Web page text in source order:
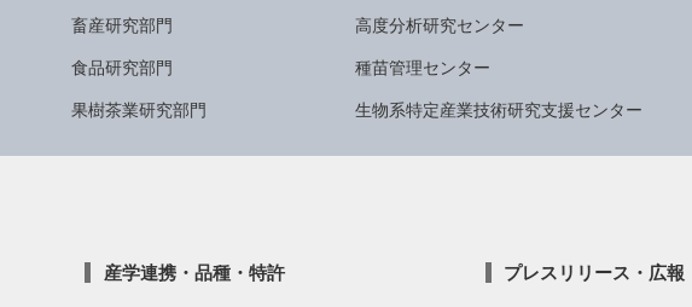
畜産研究部門
食品研究部門
果樹茶業研究部門
高度分析研究センター
種苗管理センター
生物系特定産業技術研究支援センター
産学連携・品種・特許 プレスリリース・広報